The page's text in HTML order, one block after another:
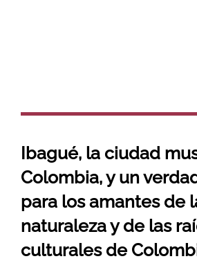
Ibagué, la ciudad
Colombia, y un
para los amantes de
naturaleza y de las
culturales de